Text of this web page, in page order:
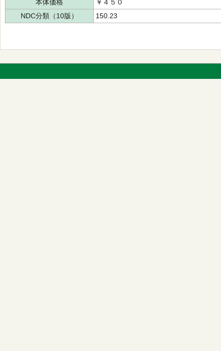
本体価格
￥４５０
NDC分類（10版）
150.23